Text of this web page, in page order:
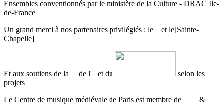
Ensembles conventionnés par le ministère de la Culture - DRAC Île-
de-France
Un grand merci à nos partenaires privilégiés : le
et le[Sainte-
Chapelle]
Et aux soutiens de la de l' et du
selon les
projets
Le Centre de musique médiévale de Paris est membre de
&